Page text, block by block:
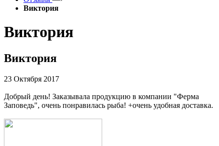
Виктория
Виктория
Виктория
23 Октября 2017
Добрый день! Заказывала продукцию в компании "Ферма
Заповедь", очень понравилась рыба! +очень удобная доставка.